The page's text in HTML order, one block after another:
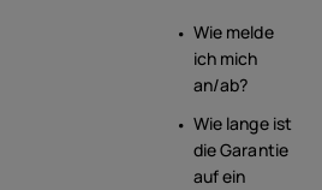
Wie melde
ich mich
an/ab?
Wie lange ist
die Garantie
auf ein